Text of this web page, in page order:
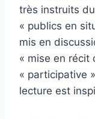
très instruits
« publics en
mis en
« mise en récit
« participative
lecture est